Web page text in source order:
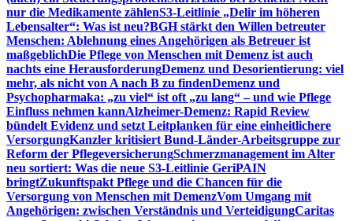
nur die Medikamente zählenS3-Leitlinie „Delir im höheren
Lebensalter“: Was ist neu?BGH stärkt den Willen betreuter
Menschen: Ablehnung eines Angehörigen als Betreuer ist
maßgeblichDie Pflege von Menschen mit Demenz ist auch
nachts eine HerausforderungDemenz und Desorientierung: viel
mehr, als nicht von A nach B zu findenDemenz und
Psychopharmaka: „zu viel“ ist oft „zu lang“ – und wie Pflege
Einfluss nehmen kannAlzheimer-Demenz: Rapid Review
bündelt Evidenz und setzt Leitplanken für eine einheitlichere
VersorgungKanzler kritisiert Bund-Länder-Arbeitsgruppe zur
Reform der PflegeversicherungSchmerzmanagement im Alter
neu sortiert: Was die neue S3-Leitlinie GeriPAIN
bringtZukunftspakt Pflege und die Chancen für die
Versorgung von Menschen mit DemenzVom Umgang mit
Angehörigen: zwischen Verständnis und VerteidigungCaritas